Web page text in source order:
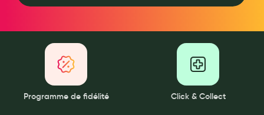
Programme de fidélité Click & Collect